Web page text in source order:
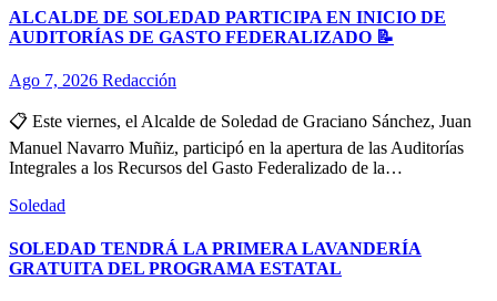
ALCALDE DE SOLEDAD PARTICIPA EN INICIO DE
AUDITORÍAS DE GASTO FEDERALIZADO 📝
Ago 7, 2026 Redacción
📋 Este viernes, el Alcalde de Soledad de Graciano Sánchez, Juan
Manuel Navarro Muñiz, participó en la apertura de las Auditorías
Integrales a los Recursos del Gasto Federalizado de la…
Soledad
SOLEDAD TENDRÁ LA PRIMERA LAVANDERÍA
GRATUITA DEL PROGRAMA ESTATAL